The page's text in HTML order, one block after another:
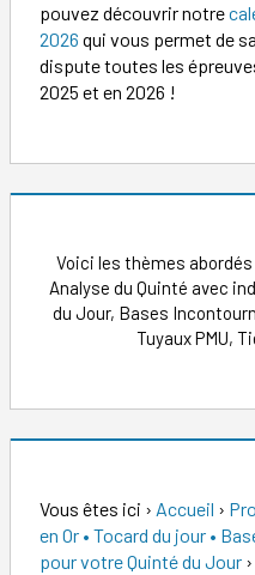
pouvez découvrir notre
2026 qui vous permet de
dispute toutes les
2025 et en 2026 !
Voici les thèmes
Analyse du Quinté avec
du Jour, Bases
Tuyaux PMU,
Vous êtes ici › Accueil ›
en Or • Tocard du jour •
pour votre Quinté du Jour ›